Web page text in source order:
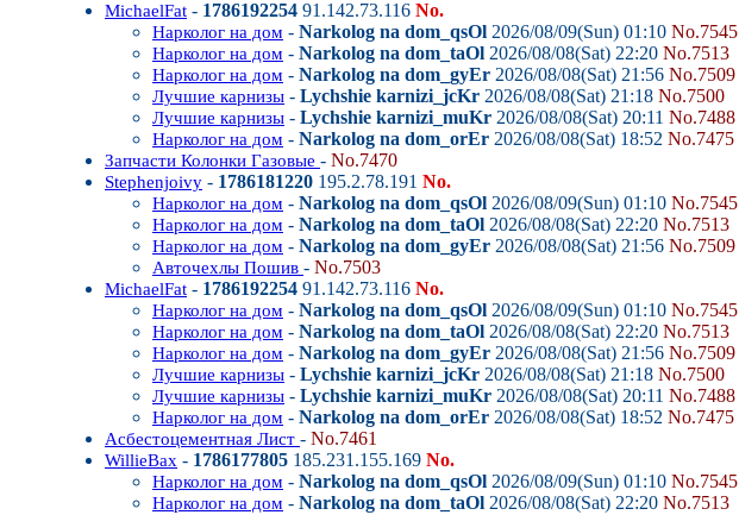
MichaelFat - 1786192254 91.142.73.116 No.
Нарколог на дом - Narkolog na dom_qsOl 2026/08/09(Sun) 01:10 No.7545
Нарколог на дом - Narkolog na dom_taOl 2026/08/08(Sat) 22:20 No.7513
Нарколог на дом - Narkolog na dom_gyEr 2026/08/08(Sat) 21:56 No.7509
Лучшие карнизы - Lychshie karnizi_jcKr 2026/08/08(Sat) 21:18 No.7500
Лучшие карнизы - Lychshie karnizi_muKr 2026/08/08(Sat) 20:11 No.7488
Нарколог на дом - Narkolog na dom_orEr 2026/08/08(Sat) 18:52 No.7475
Запчасти Колонки Газовые - No.7470
Stephenjoivy - 1786181220 195.2.78.191 No.
Нарколог на дом - Narkolog na dom_qsOl 2026/08/09(Sun) 01:10 No.7545
Нарколог на дом - Narkolog na dom_taOl 2026/08/08(Sat) 22:20 No.7513
Нарколог на дом - Narkolog na dom_gyEr 2026/08/08(Sat) 21:56 No.7509
Авточехлы Пошив - No.7503
MichaelFat - 1786192254 91.142.73.116 No.
Нарколог на дом - Narkolog na dom_qsOl 2026/08/09(Sun) 01:10 No.7545
Нарколог на дом - Narkolog na dom_taOl 2026/08/08(Sat) 22:20 No.7513
Нарколог на дом - Narkolog na dom_gyEr 2026/08/08(Sat) 21:56 No.7509
Лучшие карнизы - Lychshie karnizi_jcKr 2026/08/08(Sat) 21:18 No.7500
Лучшие карнизы - Lychshie karnizi_muKr 2026/08/08(Sat) 20:11 No.7488
Нарколог на дом - Narkolog na dom_orEr 2026/08/08(Sat) 18:52 No.7475
Асбестоцементная Лист - No.7461
WillieBax - 1786177805 185.231.155.169 No.
Нарколог на дом - Narkolog na dom_qsOl 2026/08/09(Sun) 01:10 No.7545
Нарколог на дом - Narkolog na dom_taOl 2026/08/08(Sat) 22:20 No.7513